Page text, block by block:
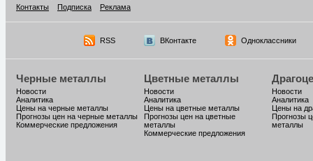
Контакты
Подписка Реклама
RSS ВКонтакте Одноклассники
Черные металлы
Новости
Аналитика
Цены на черные металлы
Прогнозы цен на черные металлы
Коммерческие предложения
Цветные металлы
Новости
Аналитика
Цены на цветные металлы
Прогнозы цен на цветные
металлы
Коммерческие предложения
Новости
Аналитика
Цены на
Прогнозы
металлы